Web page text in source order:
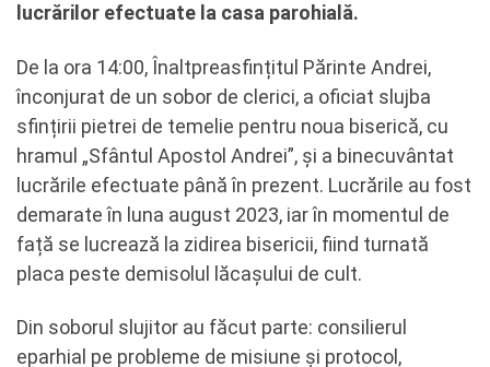
lucrărilor efectuate la casa parohială.
De la ora 14:00, Înaltpreasfințitul Părinte Andrei,
înconjurat de un sobor de clerici, a oficiat slujba
sfințirii pietrei de temelie pentru noua biserică, cu
hramul „Sfântul Apostol Andrei”, și a binecuvântat
lucrările efectuate până în prezent. Lucrările au fost
demarate în luna august 2023, iar în momentul de
față se lucrează la zidirea bisericii, fiind turnată
placa peste demisolul lăcașului de cult.
Din soborul slujitor au făcut parte: consilierul
eparhial pe probleme de misiune și protocol,